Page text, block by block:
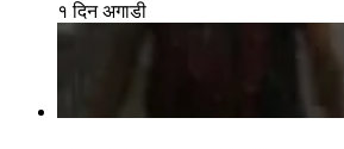
१ दिन अगाडी